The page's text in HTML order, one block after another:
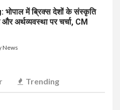
में ब्रिक्स देशों के संस्कृति
अर्थव्यवस्था पर चर्चा, CM
News
Trending